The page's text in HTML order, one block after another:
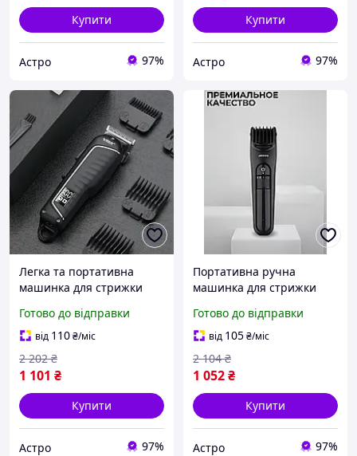
Купити
Астро 97%
Купити
Астро 97%
Легка та портативна
машинка для стрижки
ручна машинка для
стрижки волосся (2000
мАг), AST
Готово до відправки
від 110₴/міс
1 101 ₴
2 202 ₴
Купити
Астро 97%
Портативна ручна
машинка для стрижки
Машинка для стрижки
чоловіча, AST
Готово до відправки
від 105₴/міс
1 052₴
2 104 ₴
Купити
Астро 97%